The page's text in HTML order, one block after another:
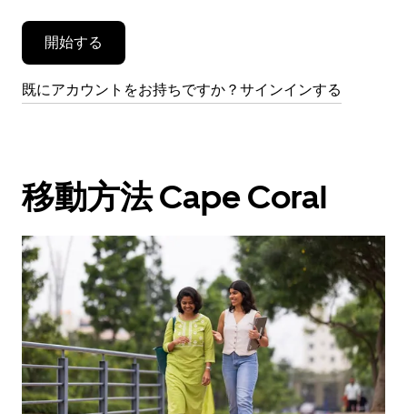
開始する
既にアカウントをお持ちですか？サインインする
移動方法 Cape Coral